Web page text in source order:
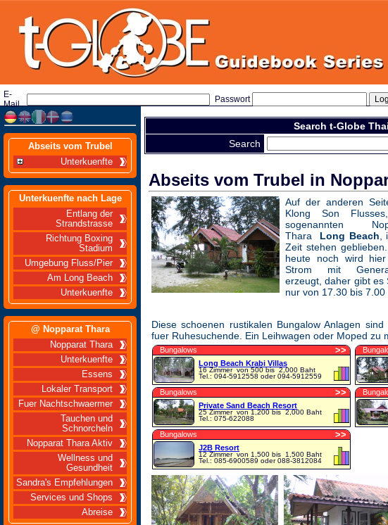
E-
Mail
Passwort
Abseits vom Trubel
Unterkuenfte
Unterkuenfte nach Lage
Entlang der
Strandstrasse
Richtung Boxing
Stadium
Umgebung Fluss/Pier
Am Long Beach
Unterkuenfte
@ Nopparat Thara
Nopparat Thara
Unterkuenfte
Essens
Lokaler Transport
Fuer Nachtschwaermer
Tauchen und
Schnorcheln
Nopparat Thara Aktiv
Wellness und
Gesundheit
Sandra's Empfehlungen
Services und Shops
Abreise
Search t-Globe
Search
Abseits vom Trubel in
Auf der anderen
Klong Son
sogenannten
Thara Long Beach
Zeit stehen
heute noch wird
Strom mit
erzeugt, daher gibt es
nur von 17.30 bis 7.00
Diese schoenen rustikalen Bungalow Anlagen
fuer Ruhesuchende. Ein Leihwagen oder Moped zu
Bungalows >>
Long Beach Krabi Villas
16 Zimmervon 500 bis 2,000 Baht
Tel.: 094-5912558 oder 094-5912559
Bungalows >>
Private Sand Beach Resort
25 Zimmervon 1,200 bis 2,000 Baht
Tel.: 075-622088
Bungalows >>
J2B Resort
12 Zimmervon 1,500 bis 1,500 Baht
Tel.: 085-6900589 oder 088-3812084